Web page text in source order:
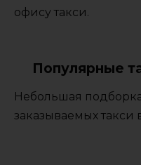
офису такси.
Популярные
Небольшая
заказываемых такси